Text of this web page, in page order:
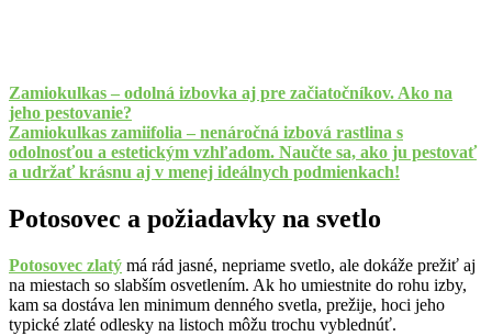
Zamiokulkas – odolná izbovka aj pre začiatočníkov. Ako na
jeho pestovanie?
Zamiokulkas zamiifolia – nenáročná izbová rastlina s
odolnosťou a estetickým vzhľadom. Naučte sa, ako ju pestovať
a udržať krásnu aj v menej ideálnych podmienkach!
Potosovec a požiadavky na svetlo
Potosovec zlatý má rád jasné, nepriame svetlo, ale dokáže prežiť aj
na miestach so slabším osvetlením. Ak ho umiestnite do rohu izby,
kam sa dostáva len minimum denného svetla, prežije, hoci jeho
typické zlaté odlesky na listoch môžu trochu vyblednúť.